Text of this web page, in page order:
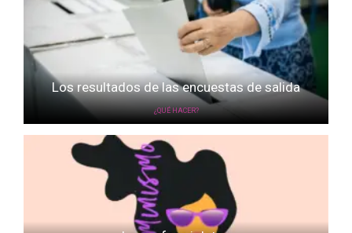
Los resultados de las encuestas de salida
¿QUÉ HACER?